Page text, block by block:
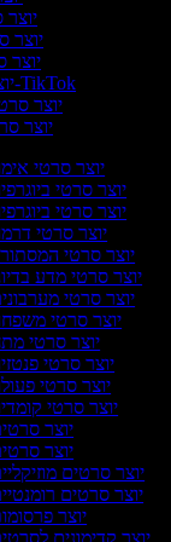
יוצר
יוצר
יוצר
יוצר סרטונים ל-TikTok
יוצר
יוצר
יוצר סרטי
יוצר סרטי
יוצר סרטי
יוצר סרטי
יוצר סרטי
יוצר סרטי מדע
יוצר סרטי
יוצר סרטי
יוצר סרטי
יוצר סרטי
יוצר סרטי
יוצר סרטי
יוצר
יוצר
יוצר סרטים
יוצר סרטים
יוצר
יוצר קדימונים